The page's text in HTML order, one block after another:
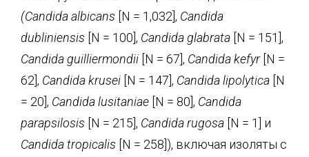
(Candidaalbicans [N = 1,032], Candida
dubliniensis [N = 100], Candidaglabrata [N = 151],
Candidaguilliermondii [N = 67], Candidakefyr [N =
62], Candidakrusei [N = 147], Candidalipolytica [N
= 20], Candidalusitaniae [N = 80], Candida
parapsilosis [N = 215], Candidarugosa [N = 1] и
Candidatropicalis [N = 258]), включая изоляты с